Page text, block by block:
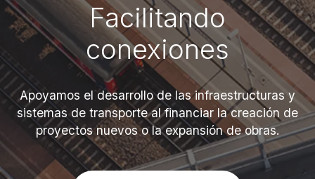
Facilitando
conexiones
Apoyamos el desarrollo de las infraestructuras y
sistemas de transporte al financiar la creación de
proyectos nuevos o la expansión de obras.